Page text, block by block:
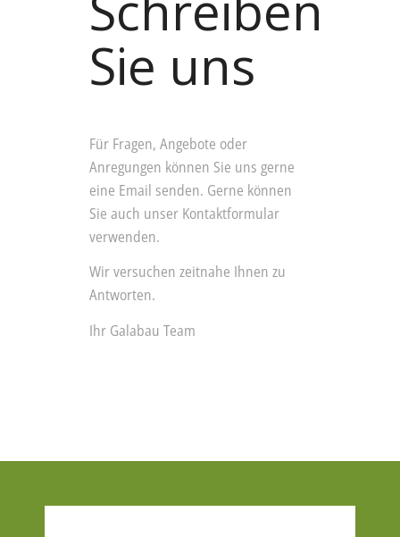
Sie uns
Für Fragen, Angebote oder
Anregungen können Sie uns gerne
eine Email senden. Gerne können
Sie auch unser Kontaktformular
verwenden.
Wir versuchen zeitnahe Ihnen zu
Antworten.
Ihr Galabau Team